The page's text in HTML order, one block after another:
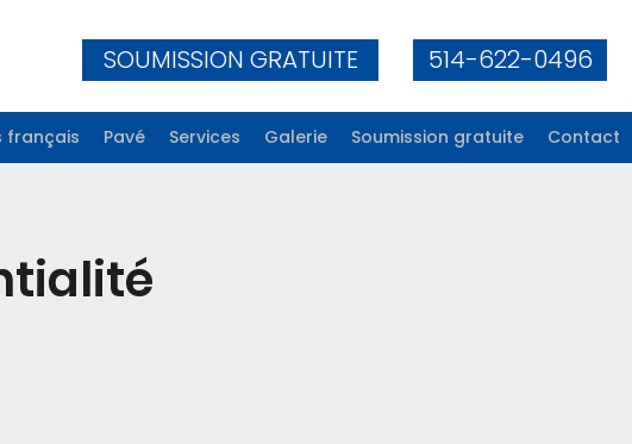
SOUMISSION GRATUITE 514-622-0496
français Pavé Services Galerie Soumission gratuite Contact